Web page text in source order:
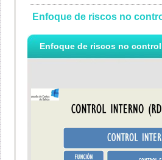
Enfoque de riscos no
Enfoque de riscos no